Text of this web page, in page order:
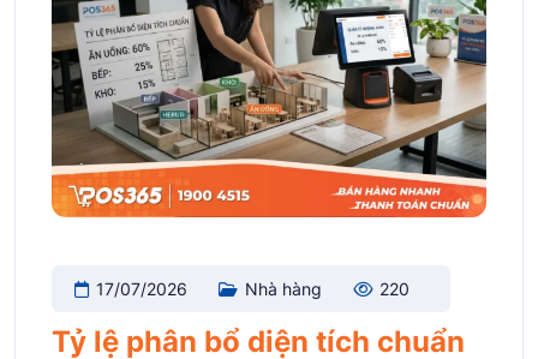
17/07/2026 Nhà hàng 220
Tỷ lệ phân bổ diện tích chuẩn